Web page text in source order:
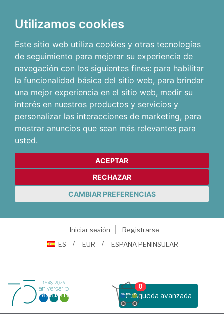
Utilizamos cookies
Este sitio web utiliza cookies y otras tecnologías
de seguimiento para mejorar su experiencia de
navegación con los siguientes fines: para habilitar
la funcionalidad básica del sitio web, para brindar
una mejor experiencia en el sitio web, medir su
interés en nuestros productos y servicios y
personalizar las interacciones de marketing, para
mostrar anuncios que sean más relevantes para
usted.
ACEPTAR
RECHAZAR
CAMBIAR PREFERENCIAS
Iniciar sesión
Registrarse
ES
EUR ESPAÑA PENINSULAR
Busqueda avanzada
0